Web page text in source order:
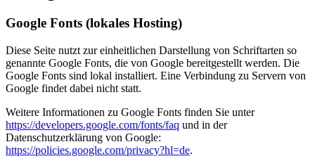
Google Fonts (lokales Hosting)
Diese Seite nutzt zur einheitlichen Darstellung von Schriftarten so
genannte Google Fonts, die von Google bereitgestellt werden. Die
Google Fonts sind lokal installiert. Eine Verbindung zu Servern von
Google findet dabei nicht statt.
Weitere Informationen zu Google Fonts finden Sie unter
https://developers.google.com/fonts/faq und in der
Datenschutzerklärung von Google:
https://policies.google.com/privacy?hl=de.